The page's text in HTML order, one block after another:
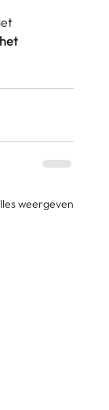
weergeven